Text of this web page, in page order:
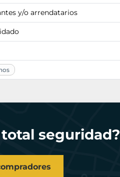
y/o arrendatarios
seguridad?